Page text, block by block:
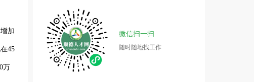
加
45
万
微信扫一扫
随时随地找工作